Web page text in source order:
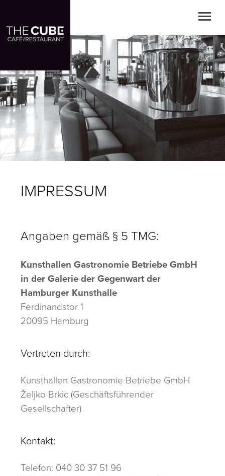
Skip tomain content ornavigation
IMPRESSUM
Angaben gemäß § 5 TMG:
Kunsthallen Gastronomie Betriebe GmbH
in der Galerie der Gegenwart der
Hamburger Kunsthalle
Ferdinandstor 1
20095 Hamburg
Vertreten durch:
Kunsthallen Gastronomie Betriebe GmbH
Željko Brkic (Geschäftsführender
Gesellschafter)
Kontakt:
Telefon: 040 30 37 51 96